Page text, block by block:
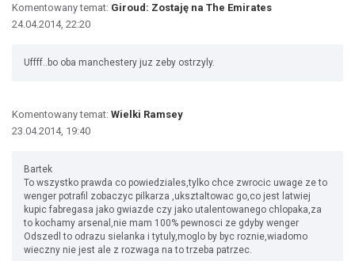
Komentowany temat: Giroud: Zostaję na The Emirates
24.04.2014, 22:20
Uffff..bo oba manchestery juz zeby ostrzyly.
Komentowany temat: Wielki Ramsey
23.04.2014, 19:40
Bartek
To wszystko prawda co powiedziales,tylko chce zwrocic uwage ze to
wenger potrafil zobaczyc pilkarza ,uksztaltowac go,co jest latwiej
kupic fabregasa jako gwiazde czy jako utalentowanego chlopaka,za
to kochamy arsenal,nie mam 100% pewnosci ze gdyby wenger
Odszedl to odrazu sielanka i tytuly,moglo by byc roznie,wiadomo
wieczny nie jest ale z rozwaga na to trzeba patrzec.